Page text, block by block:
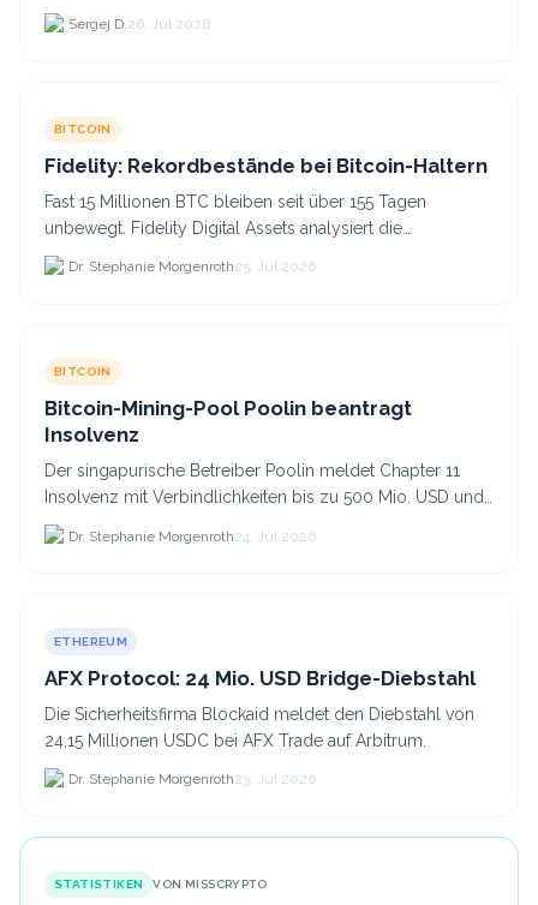
September 2026 bekannt gegeben hat, zieht nun die
nächste gr...
Sergej D.26. Jul 2026
BITCOIN
Fidelity: Rekordbestände bei Bitcoin-Haltern
Fast 15 Millionen BTC bleiben seit über 155 Tagen
unbewegt. Fidelity Digital Assets analysiert die
Anlegerüberzeugung trotz Kursverlusten und einem
BTC-Preis.
Dr. Stephanie Morgenroth25. Jul 2026
BITCOIN
Bitcoin-Mining-Pool Poolin beantragt
Insolvenz
Der singapurische Betreiber Poolin meldet Chapter 11
Insolvenz mit Verbindlichkeiten bis zu 500 Mio. USD und
plant den Verkauf zweier Texas-Standorte für.
Dr. Stephanie Morgenroth24. Jul 2026
ETHEREUM
AFX Protocol: 24 Mio. USD Bridge-Diebstahl
Die Sicherheitsfirma Blockaid meldet den Diebstahl von
24,15 Millionen USDC bei AFX Trade auf Arbitrum.
Dr. Stephanie Morgenroth23. Jul 2026
STATISTIKEN VON MISSCRYPTO